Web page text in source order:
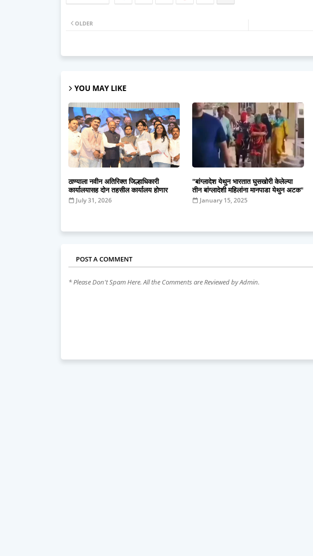
OLDER
YOU MAY LIKE
ठाण्याला नवीन अतिरिक्त जिल्हाधिकारी
कार्यालयासह दोन तहसील कार्यालय होणार
July 31, 2026
"बांग्लादेश येथुन भारतात घुसखोरी केलेल्या
तीन बांग्लादेशी महिलांना मानपाडा येथुन अटक"
January 15, 2025
POST A COMMENT
* Please Don't Spam Here. All the Comments are Reviewed by Admin.